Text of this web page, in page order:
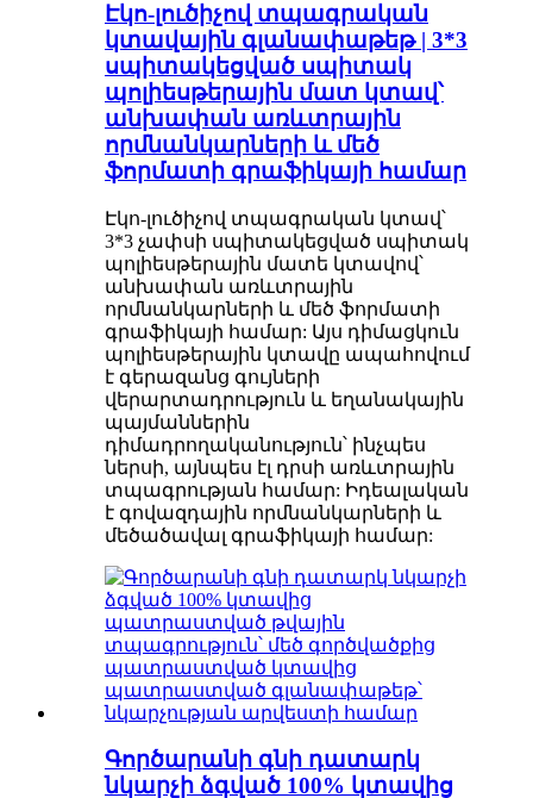
Էկո-լուծիչով տպագրական
կտավային գլանափաթեթ | 3*3
սպիտակեցված սպիտակ
պոլիեսթերային մատ կտավ՝
անխափան առևտրային
որմնանկարների և մեծ
ֆորմատի գրաֆիկայի համար
Էկո-լուծիչով տպագրական կտավ՝
3*3 չափսի սպիտակեցված սպիտակ
պոլիեսթերային մատե կտավով՝
անխափան առևտրային
որմնանկարների և մեծ ֆորմատի
գրաֆիկայի համար: Այս դիմացկուն
պոլիեսթերային կտավը ապահովում
է գերազանց գույների
վերարտադրություն և եղանակային
պայմաններին
դիմադրողականություն՝ ինչպես
ներսի, այնպես էլ դրսի առևտրային
տպագրության համար: Իդեալական
է գովազդային որմնանկարների և
մեծածավալ գրաֆիկայի համար:
Գործարանի գնի դատարկ
նկարչի ձգված 100% կտավից